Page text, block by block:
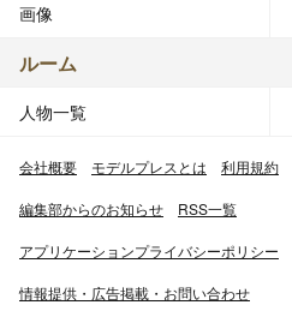
画像
ルーム
人物一覧
会社概要 モデルプレスとは 利用規約
編集部からのお知らせ RSS一覧
アプリケーションプライバシーポリシー
情報提供・広告掲載・お問い合わせ